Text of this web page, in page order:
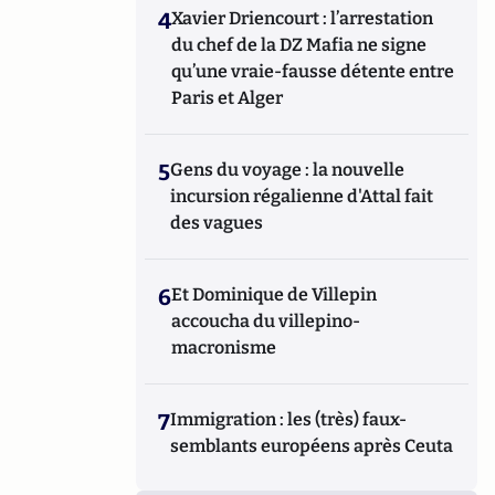
4Xavier Driencourt : l’arrestation
du chef de la DZ Mafia ne signe
qu’une vraie-fausse détente entre
Paris et Alger
5Gens du voyage : la nouvelle
incursion régalienne d'Attal fait
des vagues
6Et Dominique de Villepin
accoucha du villepino-
macronisme
7Immigration : les (très) faux-
semblants européens après Ceuta